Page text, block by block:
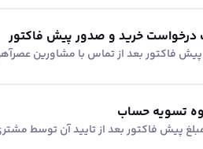
درخواست خرید و صدور پیش فاکتور
فاکتور بعد از تماس با مشاورین
تسویه حساب
مبلغ پیش فاکتور بعد از تایید آن توسط